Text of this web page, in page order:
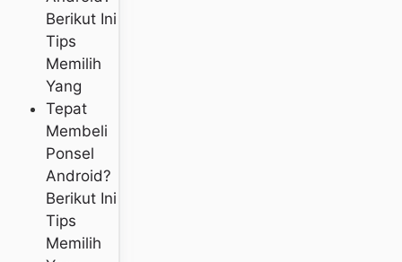
Membeli
Ponsel
Android?
Berikut Ini
Tips
Memilih